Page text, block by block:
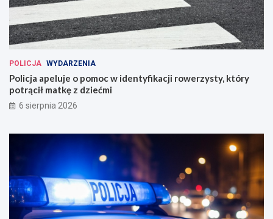
POLICJA WYDARZENIA
Policja apeluje o pomoc w identyfikacji rowerzysty, który
potrącił matkę z dziećmi
6 sierpnia 2026